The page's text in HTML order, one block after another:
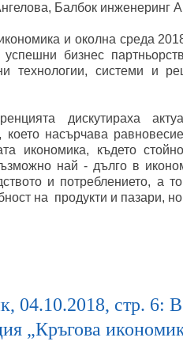
Балбок инженеринг
и околна среда
бизнес
технологии, системи и
дискутираха
което насърчава
икономика, където
най - дълго в
и потреблението, а
на продукти и пазари,
04.10.2018, стр. 6:
„Кръгова